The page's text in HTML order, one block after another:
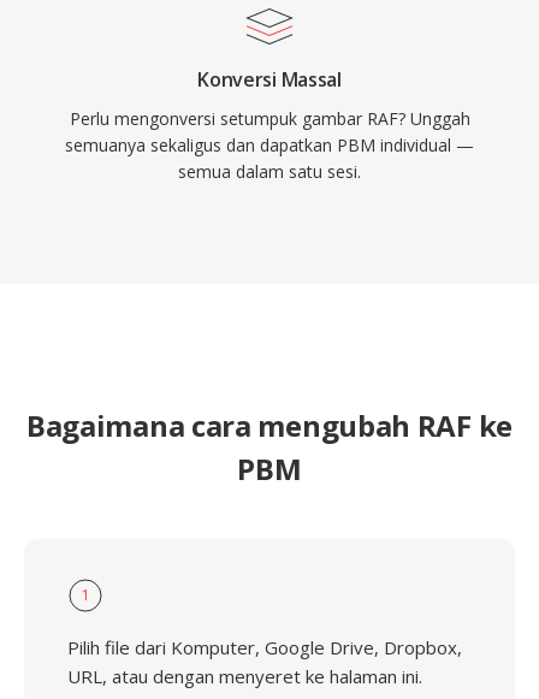
Konversi Massal
Perlu mengonversi setumpuk gambar RAF? Unggah
semuanya sekaligus dan dapatkan PBM individual —
semua dalam satu sesi.
Bagaimana cara mengubah RAF ke
PBM
1
Pilih file dari Komputer, Google Drive, Dropbox,
URL, atau dengan menyeret ke halaman ini.